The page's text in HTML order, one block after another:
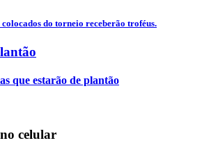
do torneio receberão troféus.
que estarão de plantão
no celular